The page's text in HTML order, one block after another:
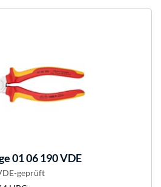
01 06 190 VDE
geprüft